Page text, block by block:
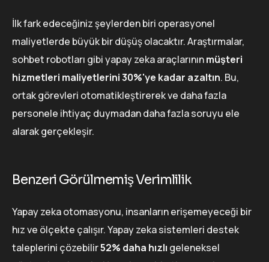
İlk fark edeceğiniz şeylerden biri operasyonel
maliyetlerde büyük bir düşüş olacaktır. Araştırmalar,
sohbet robotları gibi yapay zeka araçlarınınmüşteri
hizmetleri maliyetlerini 30%'ye kadar azaltın. Bu,
ortak görevleri otomatikleştirerek ve daha fazla
personele ihtiyaç duymadan daha fazla soruyu ele
alarak gerçekleşir.
Benzeri Görülmemiş Verimlilik
Yapay zeka otomasyonu, insanların erişemeyeceği bir
hız ve ölçekte çalışır. Yapay zeka sistemleri destek
taleplerini çözebilir52% daha hızlı geleneksel